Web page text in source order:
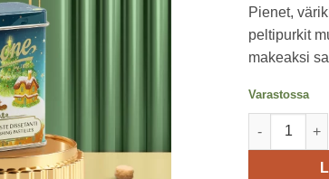
Pienet,
peltipurkit
makeaksi
Varastossa
Blue -